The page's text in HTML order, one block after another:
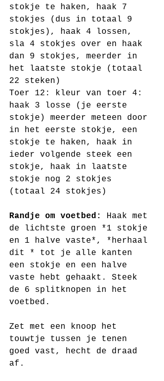
stokje te haken, haak 7
stokjes (dus in totaal 9
stokjes), haak 4 lossen,
sla 4 stokjes over en haak
dan 9 stokjes, meerder in
het laatste stokje (totaal
22 steken)
Toer 12: kleur van toer 4:
haak 3 losse (je eerste
stokje) meerder meteen door
in het eerste stokje, een
stokje te haken, haak in
ieder volgende steek een
stokje, haak in laatste
stokje nog 2 stokjes
(totaal 24 stokjes)
Randje om voetbed: Haak met
de lichtste groen *1 stokje
en 1 halve vaste*, *herhaal
dit * tot je alle kanten
een stokje en een halve
vaste hebt gehaakt. Steek
de 6 splitknopen in het
voetbed.
Zet met een knoop het
touwtje tussen je tenen
goed vast, hecht de draad
af.